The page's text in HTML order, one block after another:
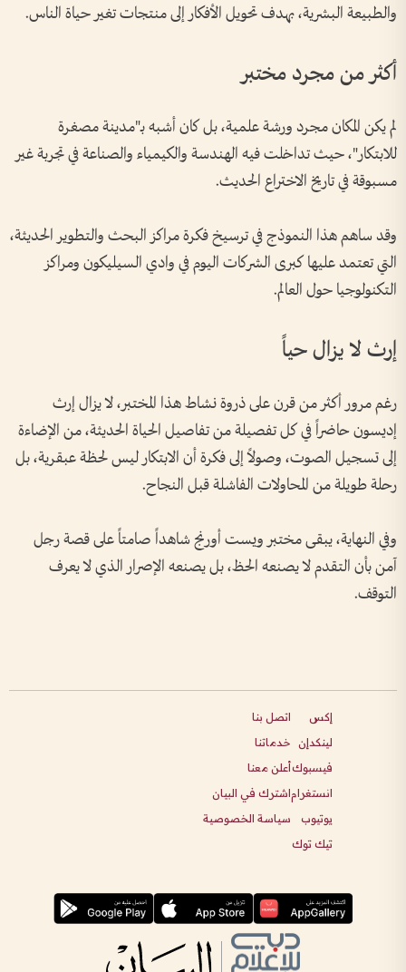
والطبيعة البشرية، بهدف تحويل الأفكار إلى منتجات تغير حياة الناس.
أكثر من مجرد مختبر
لم يكن المكان مجرد ورشة علمية، بل كان أشبه بـ"مدينة مصغرة
للابتكار"، حيث تداخلت فيه الهندسة والكيمياء والصناعة في تجربة غير
مسبوقة في تاريخ الاختراع الحديث.
وقد ساهم هذا النموذج في ترسيخ فكرة مراكز البحث والتطوير الحديثة،
التي تعتمد عليها كبرى الشركات اليوم في وادي السيليكون ومراكز
التكنولوجيا حول العالم.
إرث لا يزال حياً
رغم مرور أكثر من قرن على ذروة نشاط هذا المختبر، لا يزال إرث
إديسون حاضراً في كل تفصيلة من تفاصيل الحياة الحديثة، من الإضاءة
إلى تسجيل الصوت، وصولاً إلى فكرة أن الابتكار ليس لحظة عبقرية، بل
رحلة طويلة من المحاولات الفاشلة قبل النجاح.
وفي النهاية، يبقى مختبر ويست أورنج شاهداً صامتاً على قصة رجل
آمن بأن التقدم لا يصنعه الحظ، بل يصنعه الإصرار الذي لا يعرف
التوقف.
إكس
لينكدإن
فيسبوك
انستغرام
يوتيوب
تيك توك
اتصل بنا
خدماتنا
أعلن معنا
اشترك في البيان
سياسة الخصوصية